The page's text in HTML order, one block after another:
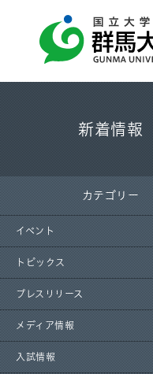
新着情報
カテゴリー
イベント
トピックス
プレスリリース
メディア情報
入試情報